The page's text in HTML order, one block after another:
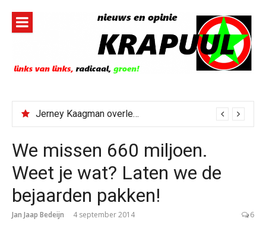
inhoud
Jerney Kaagman overleden
We missen 660 miljoen.
Weet je wat? Laten we de
bejaarden pakken!
Jan Jaap Bedeijn 4 september 2014 6